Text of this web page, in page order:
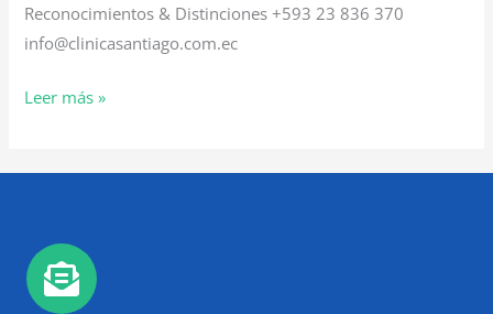
Reconocimientos & Distinciones +593 23 836 370
info@clinicasantiago.com.ec
Leer más »